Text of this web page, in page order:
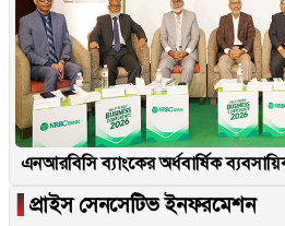
এনআরবিসি ব্যাংকের অর্ধবার্ষিক
▐ প্রাইস সেনসেটিভ ইনফরমেশন